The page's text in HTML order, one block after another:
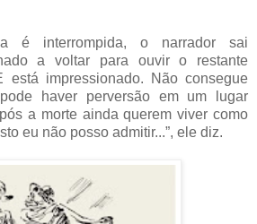
é interrompida, o narrador sai
a voltar para ouvir o restante
está impressionado. Não consegue
haver perversão em um lugar
a morte ainda querem viver como
eu não posso admitir...”, ele diz.